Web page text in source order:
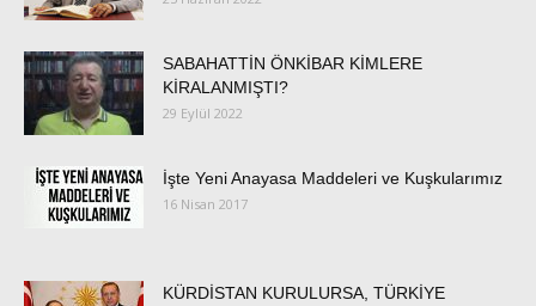
SABAHATTİN ÖNKİBAR KİMLERE
KİRALANMIŞTI?
29 Eylül 2022
İşte Yeni Anayasa Maddeleri ve Kuşkularımız
16 Nisan 2017
KÜRDİSTAN KURULURSA, TÜRKİYE